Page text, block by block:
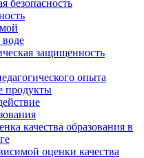
безопасность
воде
защищенность
опыта
продукты
качества образования в
оценки качества